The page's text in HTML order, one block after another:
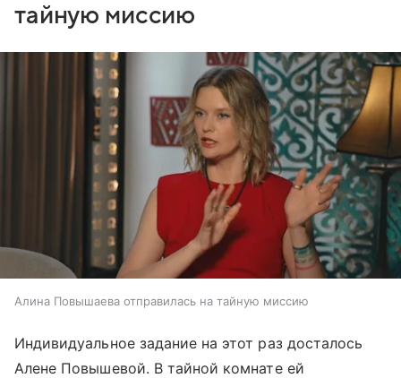
тайную миссию
Алина Повышаева отправилась на тайную миссию
Индивидуальное задание на этот раз досталось
Алене Повышевой. В тайной комнате ей